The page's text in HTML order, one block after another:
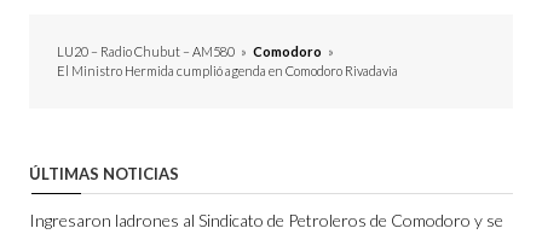
LU20 – Radio Chubut – AM580 » Comodoro »
El Ministro Hermida cumplió agenda en Comodoro Rivadavia
ÚLTIMAS NOTICIAS
Ingresaron ladrones al Sindicato de Petroleros de Comodoro y se